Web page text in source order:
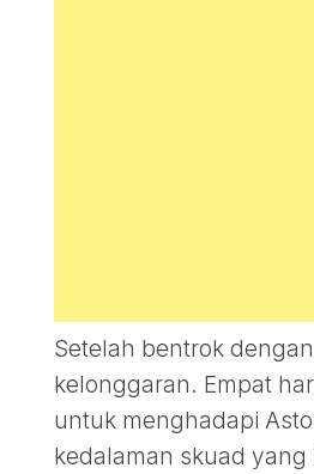
Setelah bentrok
kelonggaran. Empat
untuk menghadapi
kedalaman skuad